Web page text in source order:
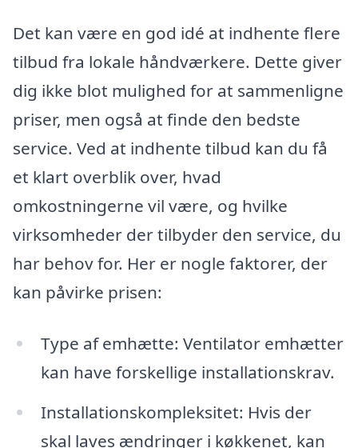
Det kan være en god idé at indhente flere
tilbud fra lokale håndværkere. Dette giver
dig ikke blot mulighed for at sammenligne
priser, men også at finde den bedste
service. Ved at indhente tilbud kan du få
et klart overblik over, hvad
omkostningerne vil være, og hvilke
virksomheder der tilbyder den service, du
har behov for. Her er nogle faktorer, der
kan påvirke prisen:
Type af emhætte: Ventilator emhætter
kan have forskellige installationskrav.
Installationskompleksitet: Hvis der
skal laves ændringer i køkkenet, kan